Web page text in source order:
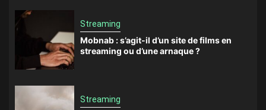
Streaming
Mobnab : s’agit-il d’un site de films en
streaming ou d’une arnaque ?
Streaming